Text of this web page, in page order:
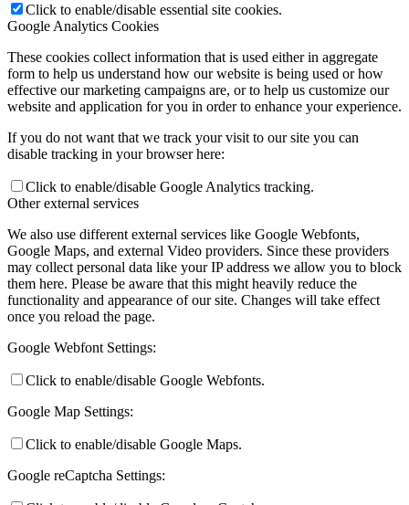
Click to enable/disable essential site cookies.
Google Analytics Cookies
These cookies collect information that is used either in aggregate
form to help us understand how our website is being used or how
effective our marketing campaigns are, or to help us customize our
website and application for you in order to enhance your experience.
If you do not want that we track your visit to our site you can
disable tracking in your browser here:
Click to enable/disable Google Analytics tracking.
Other external services
We also use different external services like Google Webfonts,
Google Maps, and external Video providers. Since these providers
may collect personal data like your IP address we allow you to block
them here. Please be aware that this might heavily reduce the
functionality and appearance of our site. Changes will take effect
once you reload the page.
Google Webfont Settings:
Click to enable/disable Google Webfonts.
Google Map Settings:
Click to enable/disable Google Maps.
Google reCaptcha Settings: